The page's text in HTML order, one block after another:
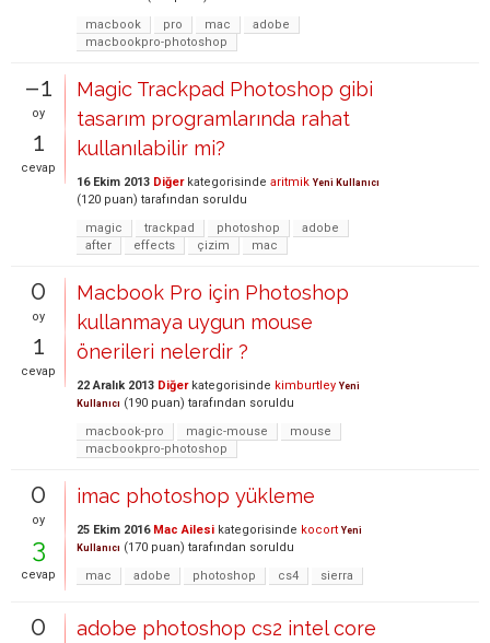
macbook
pro mac
adobe
macbookpro-photoshop
–1
oy
1
cevap
Magic Trackpad Photoshop gibi
tasarım programlarında rahat
kullanılabilir mi?
16 Ekim 2013 Diğerkategorisinde aritmik Yeni Kullanıcı
(120 puan) tarafından soruldu
magic
trackpad photoshop
adobe
after
effects çizim mac
0
oy
1
cevap
Macbook Pro için Photoshop
kullanmaya uygun mouse
önerileri nelerdir ?
22 Aralık 2013 Diğerkategorisinde kimburtley Yeni
Kullanıcı (190 puan) tarafından soruldu
macbook-pro
magic-mouse
mouse
macbookpro-photoshop
0
oy
3
cevap
imac photoshop yükleme
25 Ekim 2016 Mac Ailesi kategorisinde kocort Yeni
Kullanıcı (170 puan) tarafından soruldu
mac
adobe photoshop cs4 sierra
0
adobe photoshop cs2 intel core